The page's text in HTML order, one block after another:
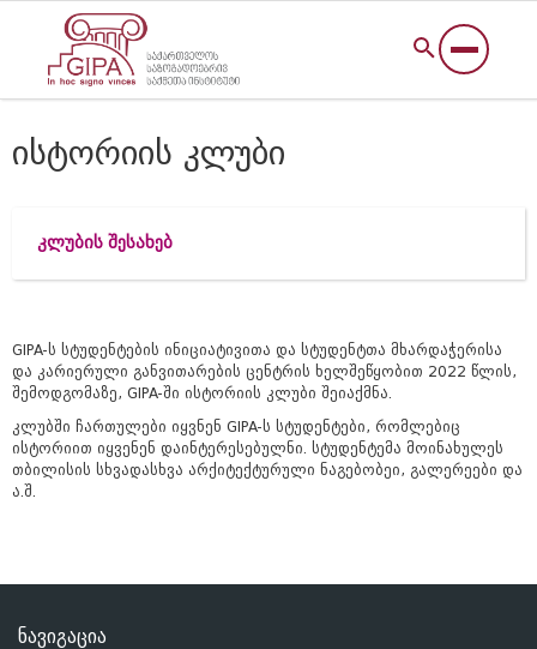
ისტორიის კლუბი
კლუბის შესახებ
GIPA-ს სტუდენტების ინიციატივითა და სტუდენტთა მხარდაჭერისა
და კარიერული განვითარების ცენტრის ხელშეწყობით 2022 წლის,
შემოდგომაზე, GIPA-ში ისტორიის კლუბი შეიაქმნა.
კლუბში ჩართულები იყვნენ GIPA-ს სტუდენტები, რომლებიც
ისტორიით იყვენენ დაინტერესებულნი. სტუდენტემა მოინახულეს
თბილისის სხვადასხვა არქიტექტურული ნაგებობეი, გალერეები და
ა.შ.
ნავიგაცია